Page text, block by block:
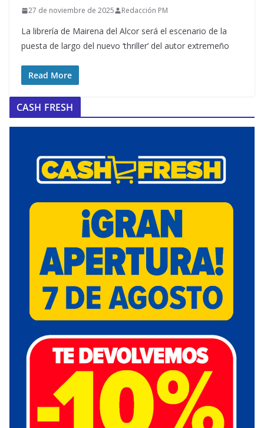
27 de noviembre de 2025 Redacción PM
La librería de Mairena del Alcor será el escenario de la
puesta de largo del nuevo ‘thriller’ del autor extremeño
Read More
CASH FRESH